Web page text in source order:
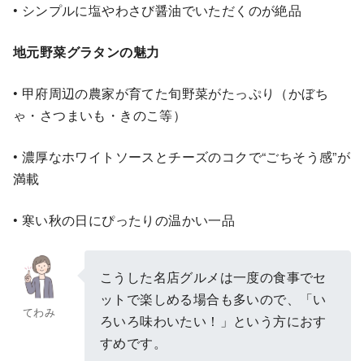
• シンプルに塩やわさび醤油でいただくのが絶品
地元野菜グラタンの魅力
• 甲府周辺の農家が育てた旬野菜がたっぷり（かぼち
ゃ・さつまいも・きのこ等）
• 濃厚なホワイトソースとチーズのコクで“ごちそう感”が
満載
• 寒い秋の日にぴったりの温かい一品
てわみ
こうした名店グルメは一度の食事でセ
ットで楽しめる場合も多いので、「い
ろいろ味わいたい！」という方におす
すめです。